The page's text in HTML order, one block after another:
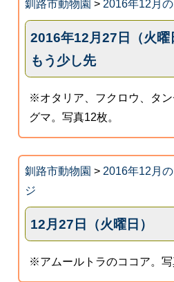
釧路市動物園 > 2016年12月
2016年12月27日（火
もう少し先
※オタリア、フクロウ、タ
グマ。写真12枚。
釧路市動物園 > 2016年12月
ジ
12月27日（火曜日）
※アムールトラのココア。写